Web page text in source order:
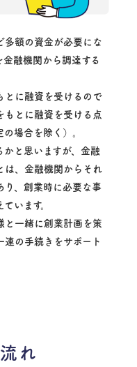
多額の資金が必要にな
金融機関から調達する
とに融資を受けるので
もとに融資を受ける点
場合を除く）。
と思いますが、金融
、金融機関からそれ
り、創業時に必要な事
います。
と一緒に創業計画を策
の手続きをサポート
れ